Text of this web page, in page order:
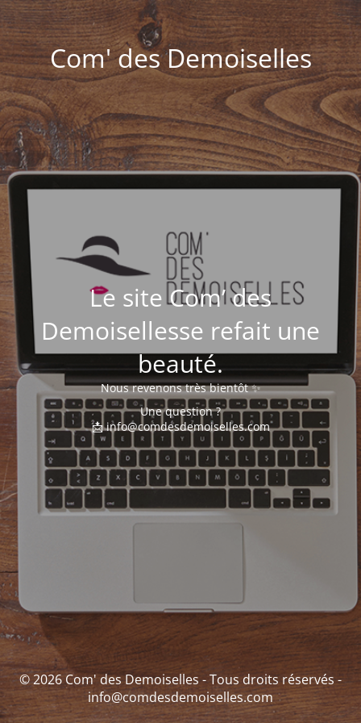
Com' des Demoiselles
Le site Com’ des
Demoisellesse refait une
beauté.
Nous revenons très bientôt ✨
Une question ?
📩 info@comdesdemoiselles.com
© 2026 Com' des Demoiselles - Tous droits réservés -
info@comdesdemoiselles.com